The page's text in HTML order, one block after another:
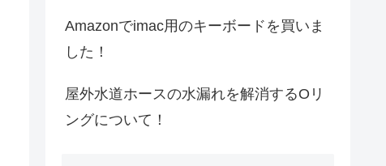
Amazonでimac用のキーボードを買いま
した！
屋外水道ホースの水漏れを解消するOリ
ングについて！